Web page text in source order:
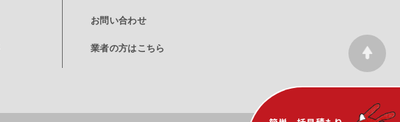
Top
に
戻
お問い合わせ
業者の方はこちら